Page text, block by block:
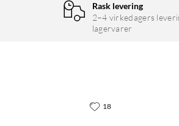
Rask levering
2–4 virkedagers
lagervarer
18